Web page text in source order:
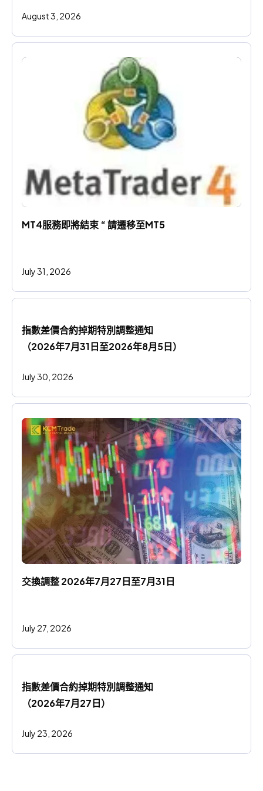
August 3, 2026
MT4服務即將結束 “ 請遷移至MT5
July 31, 2026
指數差價合約掉期特別調整通知
（2026年7月31日至2026年8月5日）
July 30, 2026
交換調整 2026年7月27日至7月31日
July 27, 2026
指數差價合約掉期特別調整通知
（2026年7月27日）
July 23, 2026